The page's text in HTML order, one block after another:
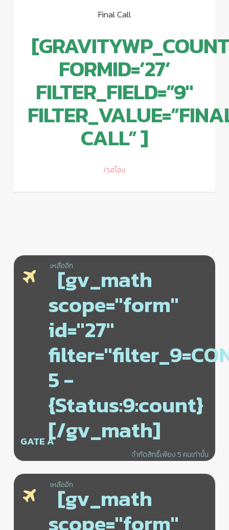
Final Call
[GRAVITYWP_COUNT
FORMID=’27’
FILTER_FIELD=”9″
CALL” ]
/รอโอน
เหลืออีก
[gv_math
scope="form"
id="27"
5 -
{Status:9:count}
[/gv_math]
GATE A
จำกัดสิทธิ์เพียง 5 คนเท่านั้น
เหลืออีก
[gv_math
scope="form"